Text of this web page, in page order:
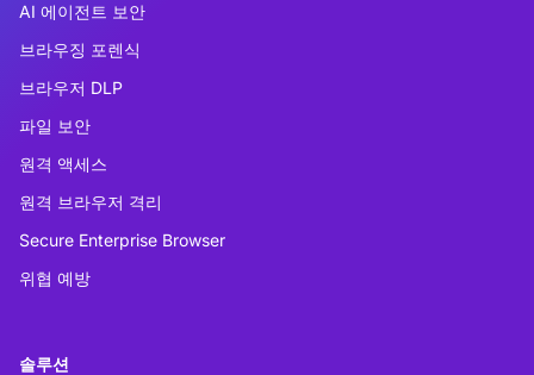
AI 에이전트 보안
브라우징 포렌식
브라우저 DLP
파일 보안
원격 액세스
원격 브라우저 격리
Secure Enterprise Browser
위협 예방
솔루션